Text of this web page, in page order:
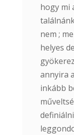
hogy mi
nem ;
helyes
annyira
inkább